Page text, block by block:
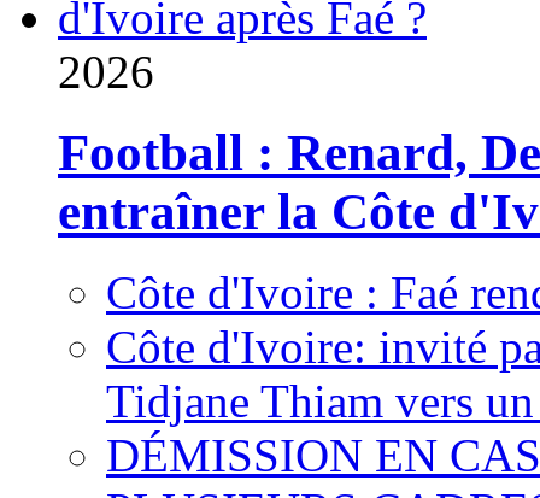
2026
Football : Renard,
entraîner la Côte
Côte d'Ivoire : Faé
Côte d'Ivoire: invité
Tidjane Thiam vers
DÉMISSION EN